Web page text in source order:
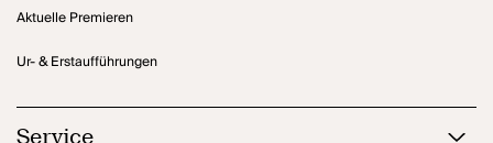
Aktuelle Premieren
Ur- & Erstaufführungen
Service